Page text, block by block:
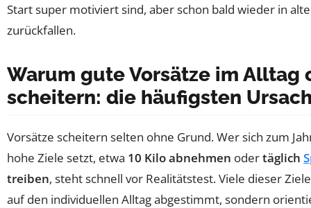
Start super motiviert sind, aber schon bald wieder in
zurückfallen.
Warum gute Vorsätze im Alltag
scheitern: die häufigsten
Vorsätze scheitern selten ohne Grund. Wer sich zum
hohe Ziele setzt, etwa 10 Kilo abnehmen odertäglich
treiben, steht schnell vor Realitätstest. Viele dieser
auf den individuellen Alltag abgestimmt, sondern